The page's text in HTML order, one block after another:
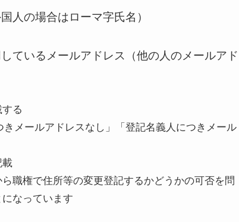
人の場合はローマ字氏名）​
ているメールアドレス（他の人のメールアド
る
メールアドレスなし」「登記名義人につきメール
載
職権で住所等の変更登記するかどうかの可否を問
なっています